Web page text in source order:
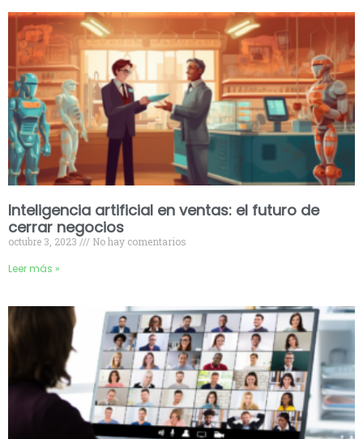
Inteligencia artificial en ventas: el futuro de
cerrar negocios
octubre 3, 2023 No hay comentarios
Leer más »